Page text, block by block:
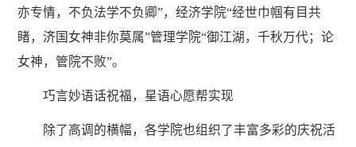
亦专情，不负法学不负卿”，经济学院“经世巾帼有目共
睹，济国女神非你莫属”管理学院“御江湖，千秋万代；论
女神，管院不败”。
巧言妙语话祝福，星语心愿帮实现
除了高调的横幅，各学院也组织了丰富多彩的庆祝活